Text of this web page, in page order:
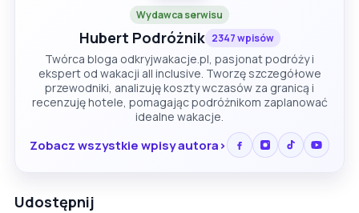
Wydawca serwisu
Hubert Podróżnik 2347 wpisów
Twórca bloga odkryjwakacje.pl, pasjonat podróży i
ekspert od wakacji all inclusive. Tworzę szczegółowe
przewodniki, analizuję koszty wczasów za granicą i
recenzuję hotele, pomagając podróżnikom zaplanować
idealne wakacje.
Zobacz wszystkie wpisy autora
Udostępnij